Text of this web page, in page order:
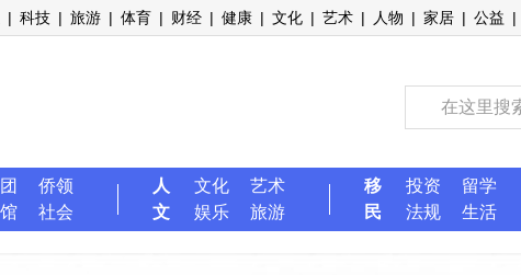
| 科技 | 旅游 | 体育 | 财经 | 健康 | 文化 | 艺术 | 人物 | 家居 | 公益 |
侨领
社会
人
文
文化
艺术
娱乐
旅游
移
民
投资
留学
法规
生活